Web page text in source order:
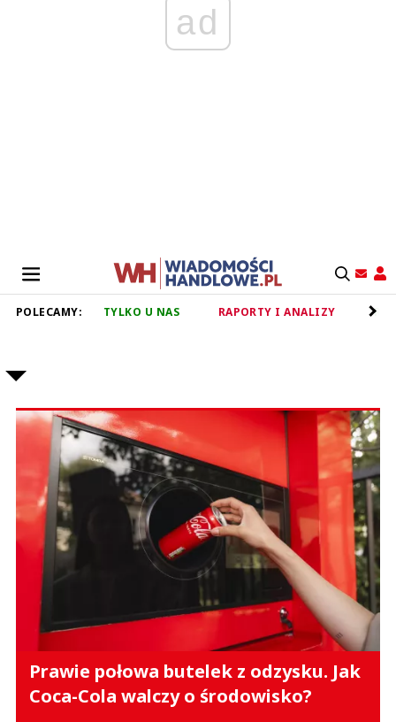
ad
POLECAMY: TYLKO U NAS RAPORTY I ANALIZY
Prawie połowa butelek z odzysku. Jak
Coca-Cola walczy o środowisko?